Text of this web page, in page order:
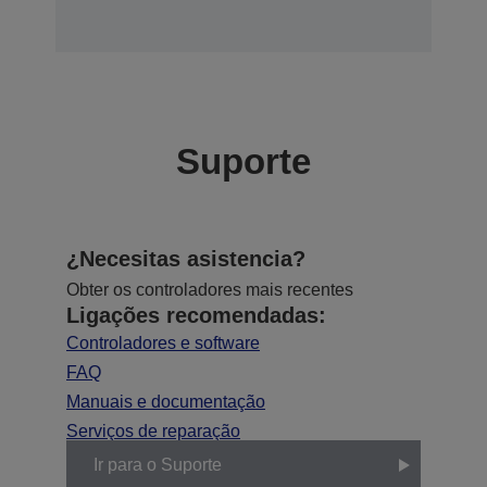
Suporte
¿Necesitas asistencia?
Obter os controladores mais recentes
Ligações recomendadas:
Controladores e software
FAQ
Manuais e documentação
Serviços de reparação
Ir para o Suporte